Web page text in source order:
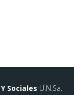
Sociales U.N.Sa.